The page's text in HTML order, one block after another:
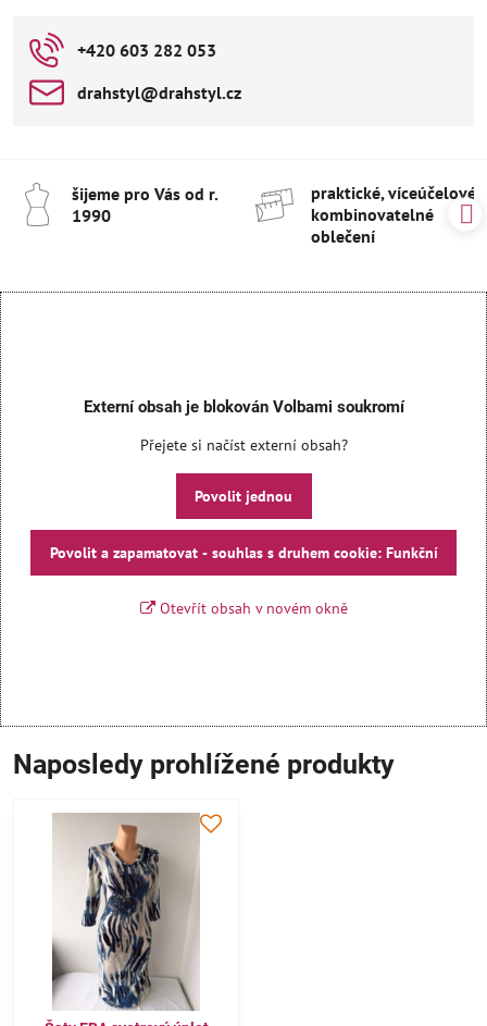
+420 603 282 053
drahstyl​@drahstyl​.cz
šijeme pro Vás od r​.
1990
praktické, víceúčelové
kombinovatelné
oblečení
Externí obsah je blokován Volbami soukromí
Přejete si načíst externí obsah?
Povolit jednou
Povolit a zapamatovat - souhlas s druhem cookie: Funkční
Otevřít obsah v novém okně
Naposledy prohlížené produkty